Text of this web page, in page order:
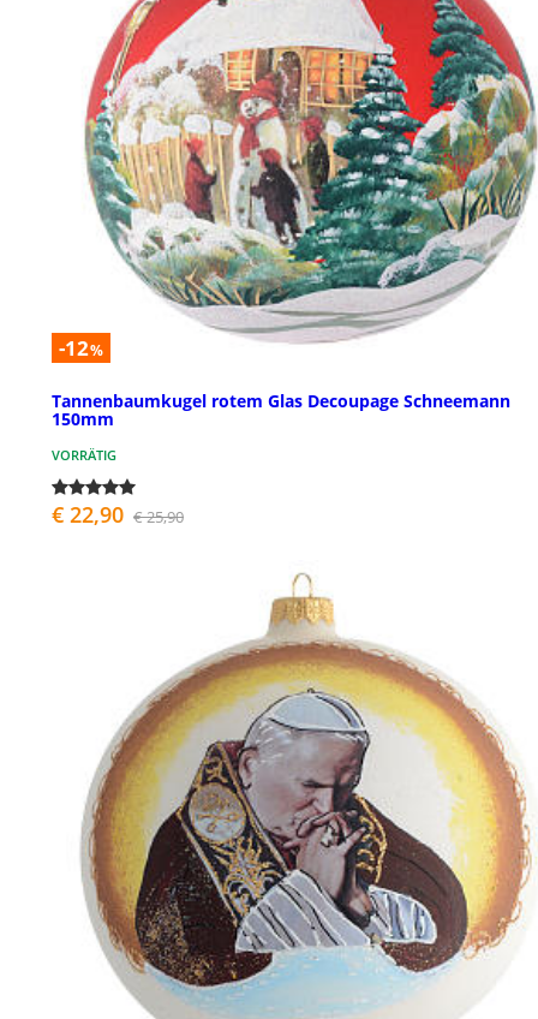
-12%
Tannenbaumkugel rotem Glas Decoupage Schneemann
150mm
VORRÄTIG
€ 22,90 € 25,90